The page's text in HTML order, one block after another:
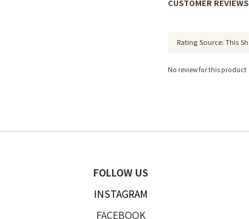
CUSTOMER REVIEWS
No review for this product
FOLLOW US
INSTAGRAM
FACEBOOK